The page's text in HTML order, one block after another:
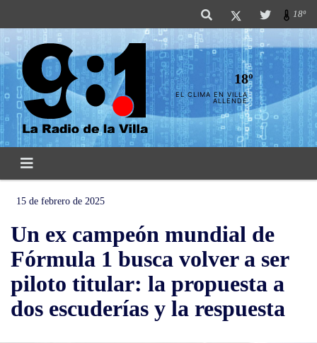
18º
18º
EL CLIMA EN VILLA
ALLENDE
15 de febrero de 2025
Un ex campeón mundial de
Fórmula 1 busca volver a ser
piloto titular: la propuesta a
dos escuderías y la respuesta